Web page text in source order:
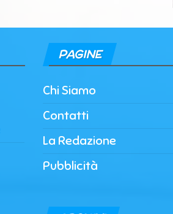
PAGINE
Chi Siamo
Contatti
La Redazione
Pubblicità